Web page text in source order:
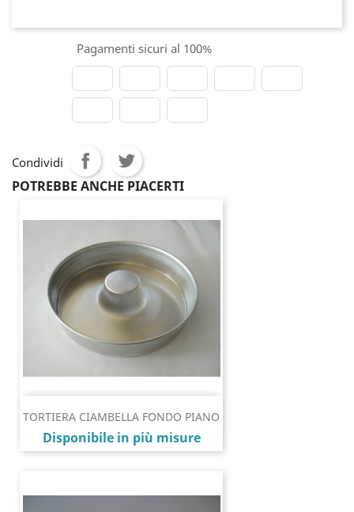
Pagamenti sicuri al 100%
Condividi
POTREBBE ANCHE PIACERTI
TORTIERA CIAMBELLA FONDO PIANO
Prezzo
Disponibile in più misure